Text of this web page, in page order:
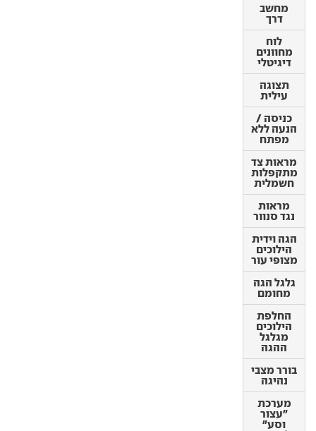
מחשב
דרך
לוח
מחוונים
דיגיטלי
תצוגה
עילית
כניסה /
הנעה ללא
מפתח
מראות צד
מתקפלות
חשמלית
מראות
נגד סנוור
הגה וידית
הילוכים
מצופי עור
גלגל הגה
מחומם
החלפת
הילוכים
מגלגל
ההגה
בורר מצבי
נהיגה
מערכת
"עצור
וסע"
לוח
מחוונים
דיגיטלי
תצוגה
עילית
כניסה /
הנעה ללא
מפתח
מראות צד
מתקפלות
חשמלית
מראות
נגד סנוור
הגה וידית
הילוכים
מצופי עור
גלגל הגה
מחומם
החלפת
הילוכים
מגלגל
ההגה
בורר מצבי
נהיגה
מערכת
"עצור
וסע"
לדימום
מנוע